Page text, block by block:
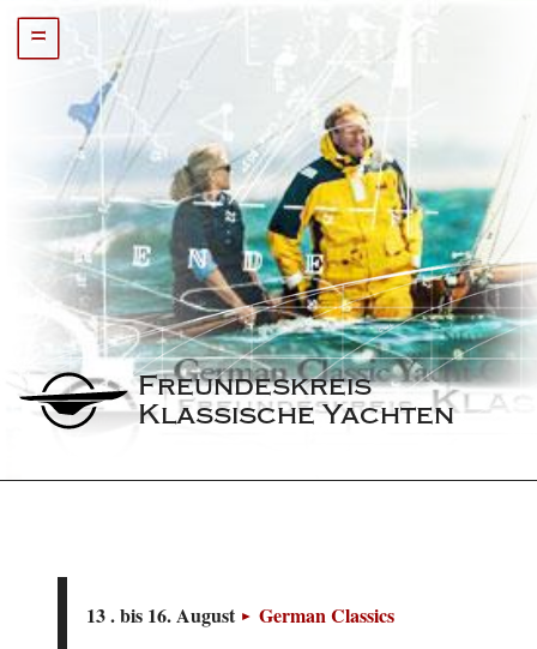
=
Freundeskreis
Klassische Yachten
13 . bis 16. August German Classics